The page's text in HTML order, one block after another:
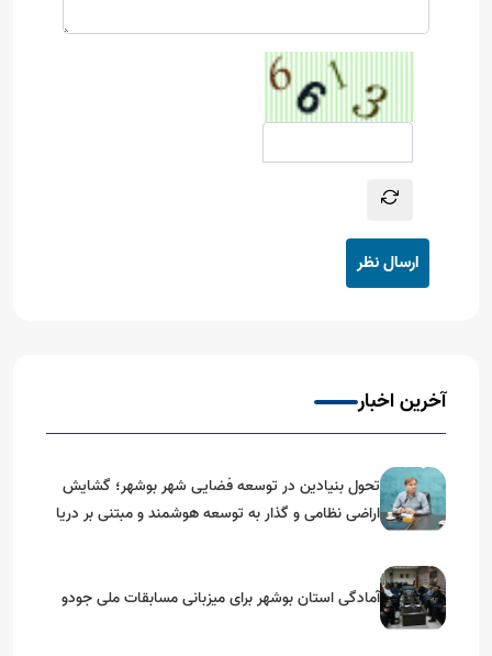
ارسال نظر
آخرین اخبار
تحول بنیادین در توسعه فضایی شهر بوشهر؛ گشایش
اراضی نظامی و گذار به توسعه هوشمند و مبتنی بر دریا
آمادگی استان بوشهر برای میزبانی مسابقات ملی جودو